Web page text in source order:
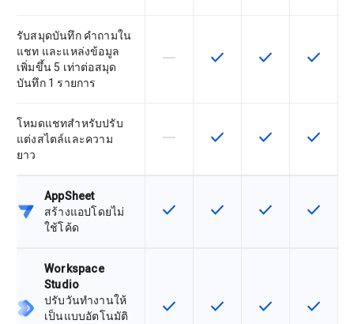
รับสมุดบันทึก คำถามใน
แชท และแหล่งข้อมูล
เพิ่มขึ้น 5 เท่าต่อสมุด
บันทึก 1 รายการ
ฟีเจอร์นี้ใช้ไม่ได้กับ SKU นี้
horizontal_rule ฟีเจอร์นี้ใช้ได้กับ SKU
check ฟีเจอร์นี้ใช้ได้กับ
check ฟีเจอร์นี้
check
โหมดแชทสำหรับปรับ
แต่งสไตล์และความ
ยาว
ฟีเจอร์นี้ใช้ไม่ได้กับ SKU นี้
horizontal_rule ฟีเจอร์นี้ใช้ได้กับ SKU
check ฟีเจอร์นี้ใช้ได้กับ
check ฟีเจอร์นี้
check
AppSheet
สร้างแอปโดยไม่
ใช้โค้ด
ฟีเจอร์นี้ใช้ได้กับ SKU
check ฟีเจอร์นี้ใช้ได้กับ SKU
check ฟีเจอร์นี้ใช้ได้กับ
check ฟีเจอร์นี้
check
Workspace
Studio
ปรับวันทำงานให้
เป็นแบบอัตโนมัติ
ฟีเจอร์นี้ใช้ได้กับ SKU
check ฟีเจอร์นี้ใช้ได้กับ SKU
check ฟีเจอร์นี้ใช้ได้กับ
check ฟีเจอร์นี้
check